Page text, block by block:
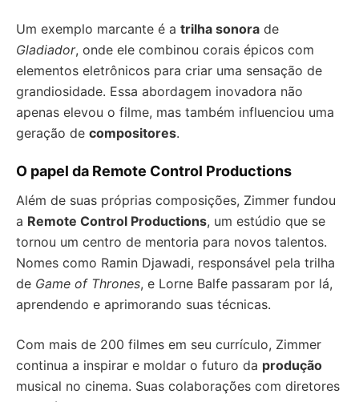
Um exemplo marcante é a trilha sonora de
Gladiador, onde ele combinou corais épicos com
elementos eletrônicos para criar uma sensação de
grandiosidade. Essa abordagem inovadora não
apenas elevou o filme, mas também influenciou uma
geração de compositores.
O papel da Remote Control Productions
Além de suas próprias composições, Zimmer fundou
a Remote Control Productions, um estúdio que se
tornou um centro de mentoria para novos talentos.
Nomes como Ramin Djawadi, responsável pela trilha
de Game of Thrones, e Lorne Balfe passaram por lá,
aprendendo e aprimorando suas técnicas.
Com mais de 200 filmes em seu currículo, Zimmer
continua a inspirar e moldar o futuro da produção
musical no cinema. Suas colaborações com diretores